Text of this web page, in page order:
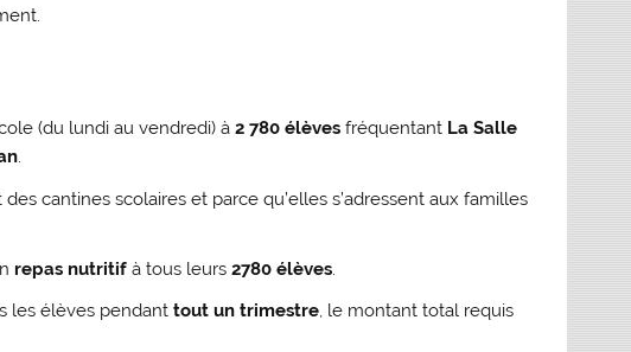
(du lundi au vendredi) à2 780 élèves fréquentant La Salle
.
cantines scolaires et parce qu’elles s’adressent aux familles
repas nutritif à tous leurs2780 élèves.
les élèves pendanttout un trimestre, le montant total requis